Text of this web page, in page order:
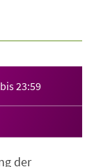
bis23:59
der